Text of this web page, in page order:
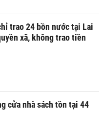
trao 24 bồn nước tại Lai
xã, không trao tiền
cửa nhà sách tồn tại 44